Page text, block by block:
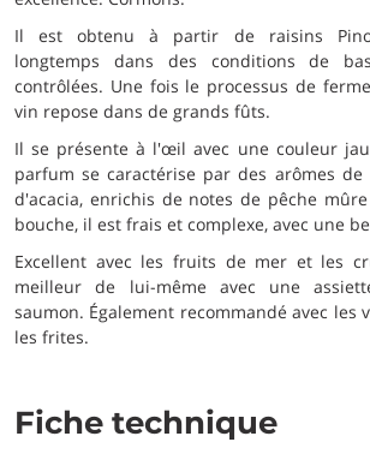
Il est obtenu à partir de raisins
longtemps dans des conditions de
contrôlées. Une fois le processus de
vin repose dans de grands fûts.
Il se présente à l'œil avec une couleur
parfum se caractérise par des arômes
d'acacia, enrichis de notes de pêche
bouche, il est frais et complexe, avec une
Excellent avec les fruits de mer et les
meilleur de lui-même avec une
saumon. Également recommandé avec les
les frites.
Fiche technique